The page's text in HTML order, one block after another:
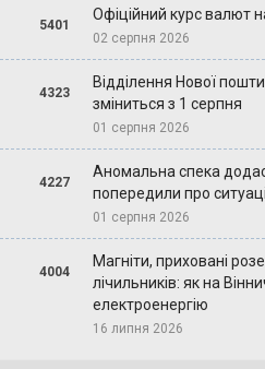
5401
Офіційний курс валют
02 серпня 2026
4323
Відділення Нової
зміниться з 1 серпня
01 серпня 2026
4227
Аномальна спека
попередили про
01 серпня 2026
4004
Магніти, приховані
лічильників: як на
електроенергію
16 липня 2026